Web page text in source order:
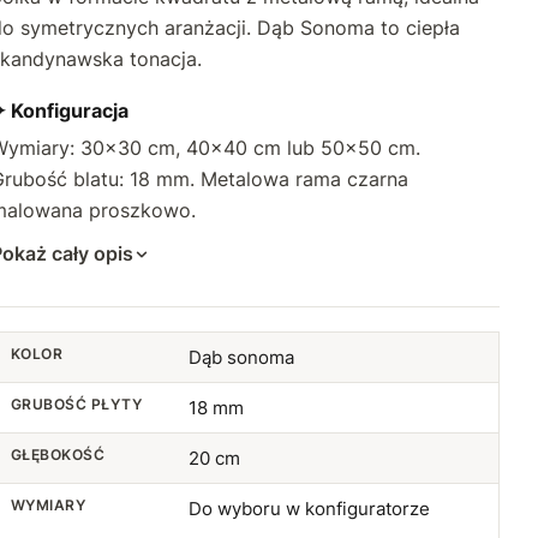
symetrycznych aranżacji. Dąb Sonoma to ciepła
tonacja.
Konfiguracja
30×30 cm, 40×40 cm lub 50×50 cm.
blatu: 18 mm. Metalowa rama czarna
proszkowo.
cały opis
KOLOR Dąb sonoma
GRUBOŚĆ PŁYTY 18 mm
GŁĘBOKOŚĆ 20 cm
WYMIARY Do wyboru w konfiguratorze